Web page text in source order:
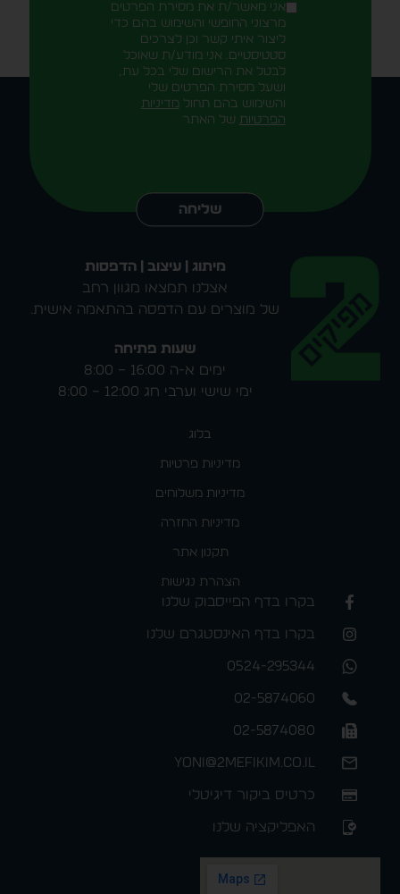
אני מאשר/ת את מסירת הפרטים
מרצוני החופשי והשימוש בהם כדי
ליצור איתי קשר וכן לצרכים
סטטיסטיים. אני מודע/ת שאוכל
לבטל את הרישום שלי בכל עת,
ושעל מסירת הפרטים שלי
והשימוש בהם תחול מדיניות
הפרטיות של האתר
שליחה
מיתוג | עיצוב | הדפסות
אצלנו תמצאו מגוון רחב
של מוצרים עם הדפסה בהתאמה אישית.
שעות פתיחה
ימים א-ה 16:00 – 8:00
ימי שישי וערבי חג 12:00 – 8:00
בלוג
מדיניות פרטיות
מדיניות משלוחים
מדיניות החזרה
תקנון אתר
הצהרת נגישות
בקרו בדף הפייסבוק שלנו
בקרו בדף האינסטגרם שלנו
0524-295344
02-5874060
02-5874080
yoni@2mefikim.co.il
כרטיס ביקור דיגיטלי
האפליקציה שלנו